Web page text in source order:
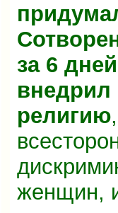
за 6
внедрил
религию
женщин,